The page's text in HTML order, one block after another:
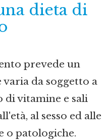
dieta di
prevede un
da soggetto a
di vitamine e sali
al sesso ed alle
o patologiche.